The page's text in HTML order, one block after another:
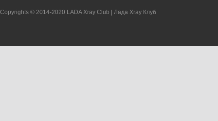
Copyrights © 2014-2020 LADA Xray Club | Лада Xray Клуб